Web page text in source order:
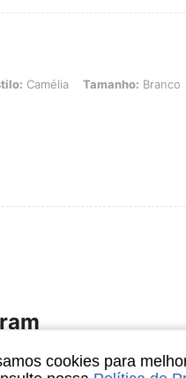
Tamanho: Branco
Camélia Tamanho: Branco
cookies para